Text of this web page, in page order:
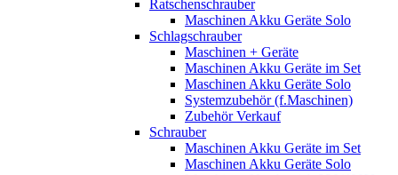
Ratschenschrauber
Maschinen Akku Geräte Solo
Schlagschrauber
Maschinen + Geräte
Maschinen Akku Geräte im Set
Maschinen Akku Geräte Solo
Systemzubehör (f.Maschinen)
Zubehör Verkauf
Schrauber
Maschinen Akku Geräte im Set
Maschinen Akku Geräte Solo